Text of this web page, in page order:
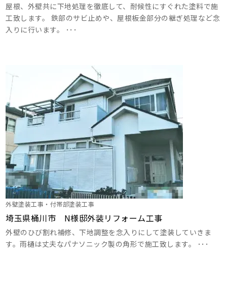
屋根、外壁共に下地処理を徹底して、耐候性にすぐれた塗料で施
工致します。 鉄部のサビ止めや、屋根板金部分の継ぎ処理など念
入りに行います。 ･･･
外壁塗装工事・付帯部塗装工事
埼玉県桶川市 N様邸外装リフォーム工事
外壁のひび割れ補修、下地調整を念入りにして塗装していきま
す。雨樋は丈夫なパナソニック製の角形で施工致します。 ･･･